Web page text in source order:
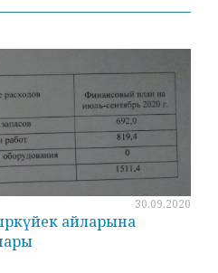
30.09.2020
айларына